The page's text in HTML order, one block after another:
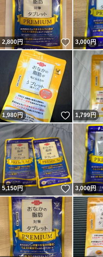
2,800円 いいね！
3,000円
1,980円 いいね！
1,799円
5,150円 いいね！
3,000円